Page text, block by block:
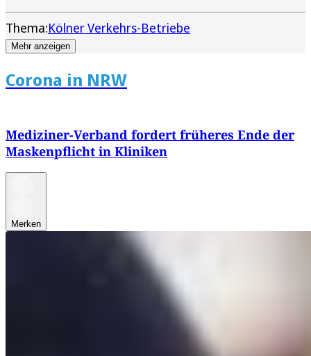
Thema:Kölner Verkehrs-Betriebe
Mehr anzeigen
Corona in NRW
Mediziner-Verband fordert früheres Ende der
Maskenpflicht in Kliniken
Merken